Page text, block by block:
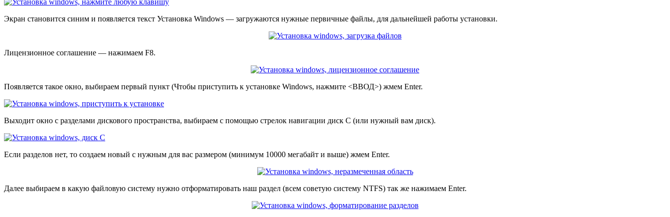
Экран становится синим и появляется текст Установка Windows — загружаются нужные первичные файлы, для дальнейшей работы установки.
Лицензионное соглашение — нажимаем F8.
Появляется такое окно, выбираем первый пункт (Чтобы приступить к установке Windows, нажмите <ВВОД>) жмем Enter.
Выходит окно с разделами дискового пространства, выбираем с помощью стрелок навигации диск С (или нужный вам диск).
Если разделов нет, то создаем новый с нужным для вас размером (минимум 10000 мегабайт и выше) жмем Enter.
Далее выбираем в какую файловую систему нужно отформатировать наш раздел (всем советую систему NTFS) так же нажимаем Enter.